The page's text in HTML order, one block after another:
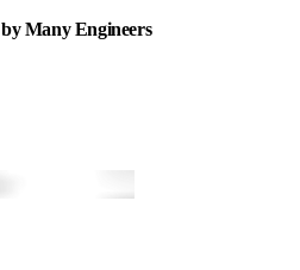
by Many Engineers